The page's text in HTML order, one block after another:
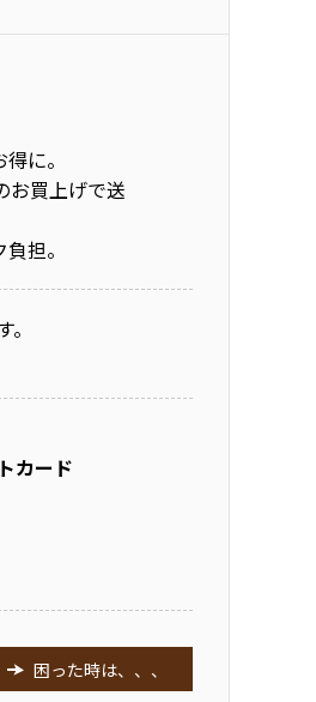
に。
お買上げで送
担。
カード
困った時は、、、